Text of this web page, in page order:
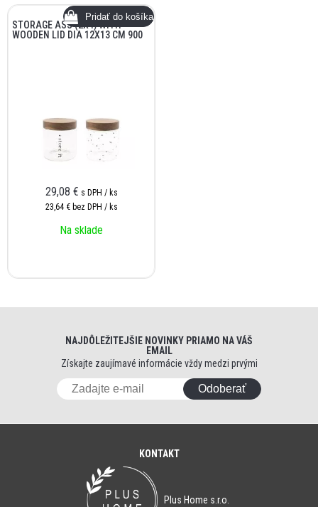
STORAGE ASS (2X4) WITH
WOODEN LID DIA 12X13 CM 900
29,08 € s DPH / ks
23,64 € bez DPH / ks
Na sklade
NAJDÔLEŽITEJŠIE NOVINKY PRIAMO NA VÁŠ
EMAIL
Získajte zaujímavé informácie vždy medzi prvými
Odoberať
KONTAKT
Plus Home s.r.o.